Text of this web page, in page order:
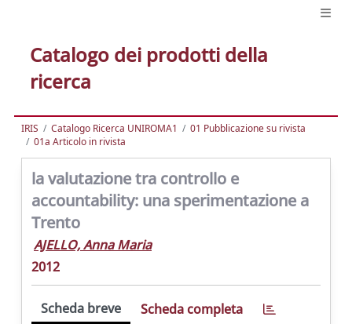
Catalogo dei prodotti della
ricerca
IRIS Catalogo Ricerca UNIROMA1
01 Pubblicazione su rivista
01a Articolo in rivista
la valutazione tra controllo e
accountability: una sperimentazione a
Trento
AJELLO, Anna Maria
2012
Scheda breve Scheda completa